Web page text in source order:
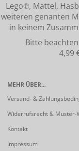
Lego℗, Mattel,
weiteren genanten
in keinem
Bitte beachten
4,99
MEHR ÜBER...
Versand- &
Widerrufsrecht &
Kontakt
Impressum